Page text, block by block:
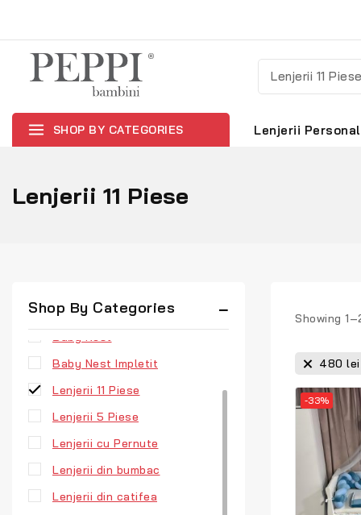
SHOP BY CATEGORIES Lenjerii
Lenjerii 11 Piese
Showing 1–
480lei
-33%
Shop By Categories
Aparatori Patuturi
Baby Nest
Baby Nest Impletit
Lenjerii 11 Piese
Lenjerii 5 Piese
Lenjerii cu Pernute
Lenjerii din bumbac
Lenjerii din catifea